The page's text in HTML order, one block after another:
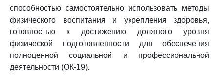
способностью самостоятельно использовать методы
физического воспитания и укрепления здоровья,
готовностью к достижению должного уровня
физической подготовленности для обеспечения
полноценной социальной и профессиональной
деятельности (ОК-19).